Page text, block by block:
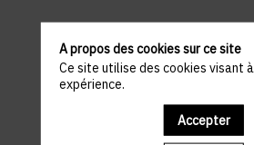
Il manque du contenu :
A propos des cookies sur ce site
Ce site utilise des cookies visant
expérience.
Accepter